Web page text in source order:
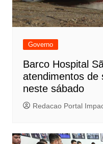
Governo
Barco Hospital
atendimentos de
neste sábado
Redacao Portal